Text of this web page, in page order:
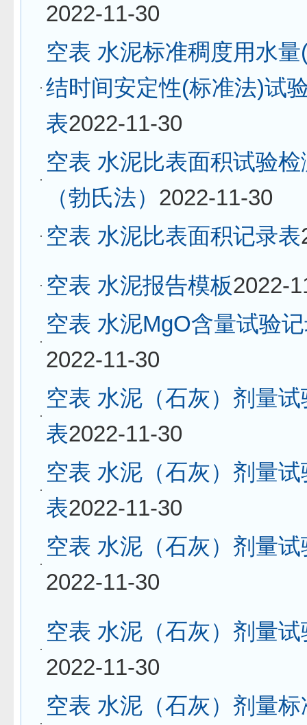
2022-11-30
空表 水泥标准稠度用水
结时间安定性(标准法)试
表2022-11-30
空表 水泥比表面积试验
（勃氏法） 2022-11-30
空表 水泥比表面积记录表
空表 水泥报告模板2022-
空表 水泥MgO含量试验
2022-11-30
空表 水泥（石灰）剂量
表2022-11-30
空表 水泥（石灰）剂量
表2022-11-30
空表 水泥（石灰）剂量
2022-11-30
空表 水泥（石灰）剂量
2022-11-30
空表 水泥（石灰）剂量